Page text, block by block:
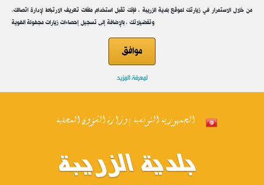
.من خلال الاستمرار في زيارتك لموقع بلدية الزريبة ، فإنك تقبل استخدام ملفات تعريف الارتباط لإدارة اتصالك
وتفضيلاتك ، بالإضافة إلى تسجيل إحصاءات زيارات مجهولة الهوية
موافق
لمعرفة المزيد
الجمهورية التونسية | وزارة الشؤون المحلية
بلدية الزريبة